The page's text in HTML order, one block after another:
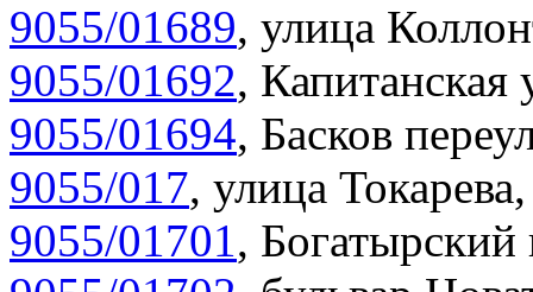
9055/01689, улица
9055/01692, Капитанская
9055/01694, Басков
9055/017, улица
9055/01701, Богатырский